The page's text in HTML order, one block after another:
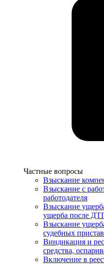
Услуги
Частные вопросы
Взыскание
Взыскание с
работодателя
Взыскание
ущерба после
Взыскание
судебных
Виндикация и
средства,
Включение в